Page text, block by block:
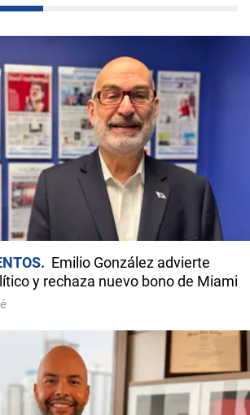
Emilio González advierte
y rechaza nuevo bono de Miami